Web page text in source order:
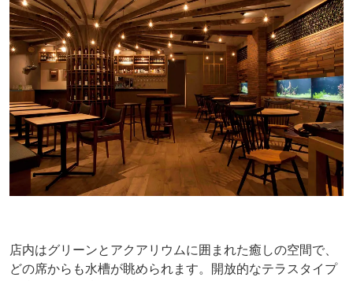
店内はグリーンとアクアリウムに囲まれた癒しの空間で、
どの席からも水槽が眺められます。開放的なテラスタイプ